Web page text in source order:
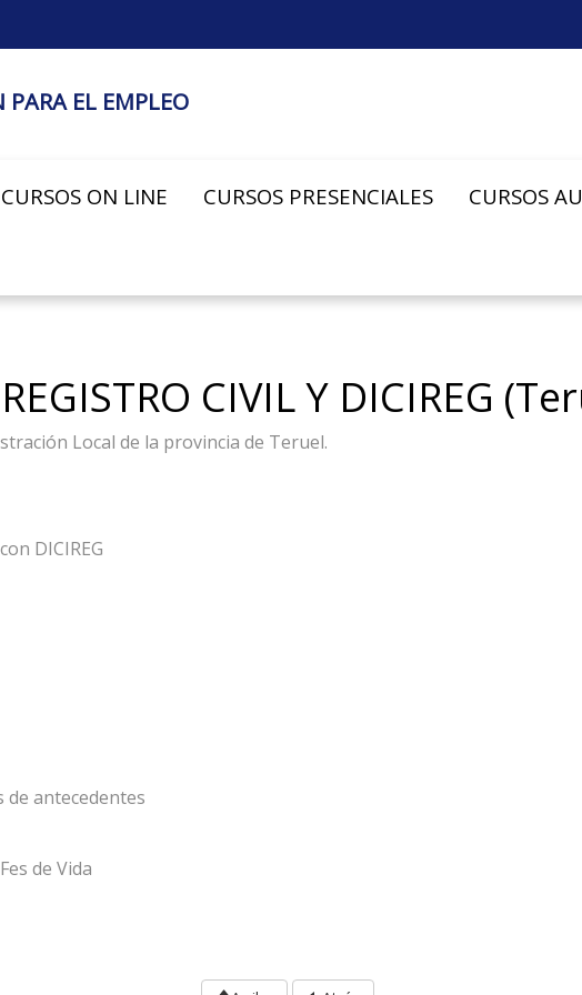
PARA EL EMPLEO
CURSOS ON LINE CURSOS PRESENCIALES CURSOS
CIVIL Y DICIREG
Local de la provincia de Teruel.
DICIREG
antecedentes
de Vida